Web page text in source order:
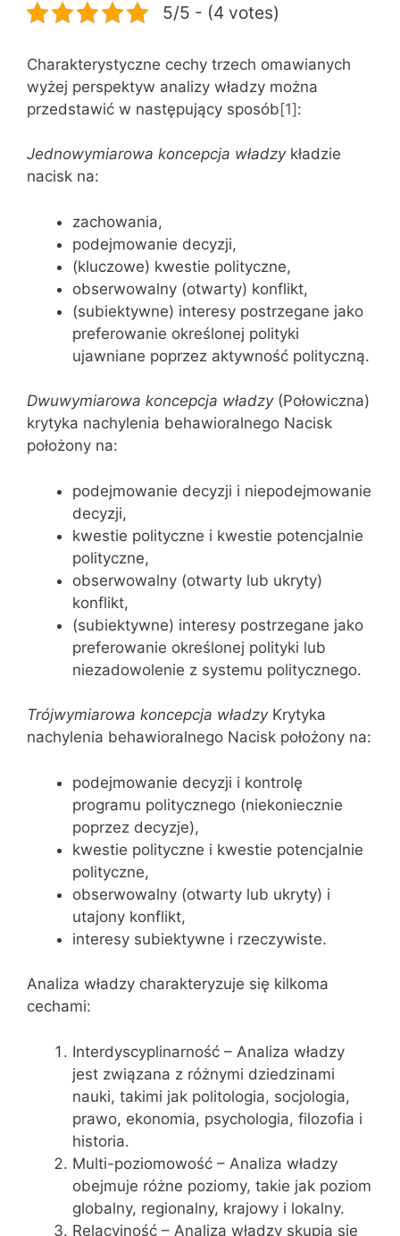
5/5 - (4 votes)
Charakterystyczne cechy trzech omawianych
wyżej perspektyw analizy władzy można
przedstawić w następujący sposób[1]:
Jednowymiarowa koncepcja władzy kładzie
nacisk na:
zachowania,
podejmowanie decyzji,
(kluczowe) kwestie polityczne,
obserwowalny (otwarty) konflikt,
(subiektywne) interesy postrzegane jako
preferowanie określonej polityki
ujawniane poprzez aktywność polityczną.
Dwuwymiarowa koncepcja władzy (Połowiczna)
krytyka nachylenia behawioralnego Nacisk
położony na:
podejmowanie decyzji i niepodejmowanie
decyzji,
kwestie polityczne i kwestie potencjalnie
polityczne,
obserwowalny (otwarty lub ukryty)
konflikt,
(subiektywne) interesy postrzegane jako
preferowanie określonej polityki lub
niezadowolenie z systemu politycznego.
Trójwymiarowa koncepcja władzy Krytyka
nachylenia behawioralnego Nacisk położony na:
podejmowanie decyzji i kontrolę
programu politycznego (niekoniecznie
poprzez decyzje),
kwestie polityczne i kwestie potencjalnie
polityczne,
obserwowalny (otwarty lub ukryty) i
utajony konflikt,
interesy subiektywne i rzeczywiste.
Analiza władzy charakteryzuje się kilkoma
cechami:
Interdyscyplinarność – Analiza władzy
jest związana z różnymi dziedzinami
nauki, takimi jak politologia, socjologia,
prawo, ekonomia, psychologia, filozofia i
historia.
Multi-poziomowość – Analiza władzy
obejmuje różne poziomy, takie jak poziom
globalny, regionalny, krajowy i lokalny.
Relacyjność – Analiza władzy skupia się